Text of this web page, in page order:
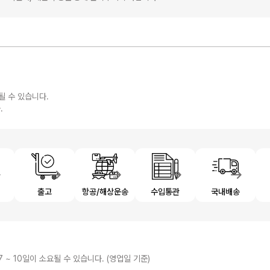
수 있습니다.
출고 항공/해상운송 수입통관 국내배송
10일이 소요될 수 있습니다. (영업일 기준)